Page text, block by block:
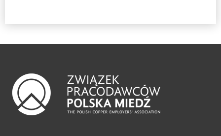
DO
UCHWAŁA
O
SKŁADKACH